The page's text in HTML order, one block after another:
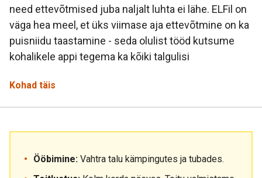
need ettevõtmised juba naljalt luhta ei lähe. ELFil on
väga hea meel, et üks viimase aja ettevõtmine on ka
puisniidu taastamine - seda olulist tööd kutsume
kohalikele appi tegema ka kõiki talgulisi
Kohad täis
Ööbimine: Vahtra talu kämpingutes ja tubades.